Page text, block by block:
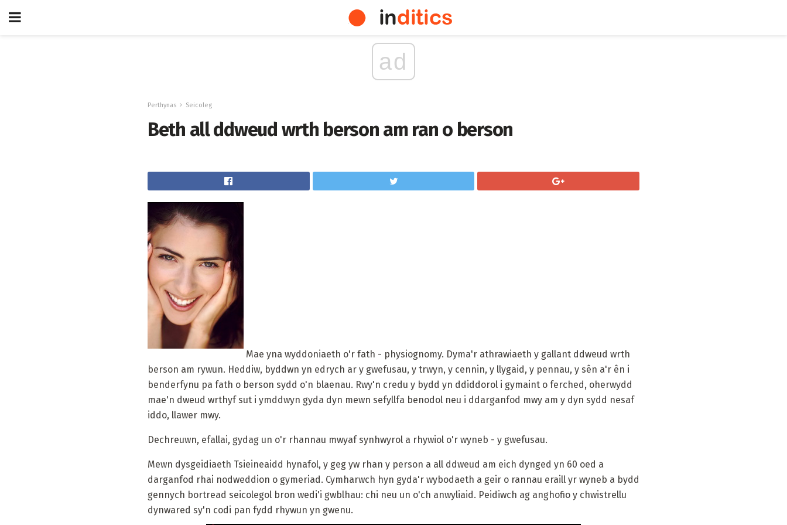
ad
Perthynas Seicoleg
Beth all ddweud wrth berson am ran o berson
Mae yna wyddoniaeth o'r fath - physiognomy. Dyma'r athrawiaeth y gallant ddweud wrth
berson am rywun. Heddiw, byddwn yn edrych ar y gwefusau, y trwyn, y cennin, y llygaid, y pennau, y sên a'r ên i
benderfynu pa fath o berson sydd o'n blaenau. Rwy'n credu y bydd yn ddiddorol i gymaint o ferched, oherwydd
mae'n dweud wrthyf sut i ymddwyn gyda dyn mewn sefyllfa benodol neu i ddarganfod mwy am y dyn sydd nesaf
iddo, llawer mwy.
Dechreuwn, efallai, gydag un o'r rhannau mwyaf synhwyrol a rhywiol o'r wyneb - y gwefusau.
Mewn dysgeidiaeth Tsieineaidd hynafol, y geg yw rhan y person a all ddweud am eich dynged yn 60 oed a
darganfod rhai nodweddion o gymeriad. Cymharwch hyn gyda'r wybodaeth a geir o rannau eraill yr wyneb a bydd
gennych bortread seicolegol bron wedi'i gwblhau: chi neu un o'ch anwyliaid. Peidiwch ag anghofio y chwistrellu
dynwared sy'n codi pan fydd rhywun yn gwenu.